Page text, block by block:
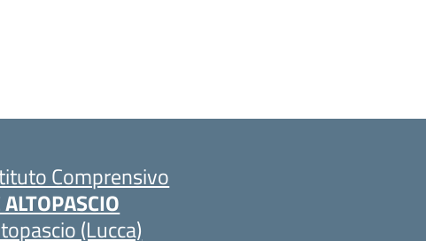
Comprensivo
ALTOPASCIO
(Lucca)